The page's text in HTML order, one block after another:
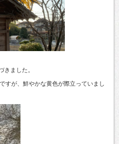
きました。
すが、鮮やかな黄色が際立っていまし